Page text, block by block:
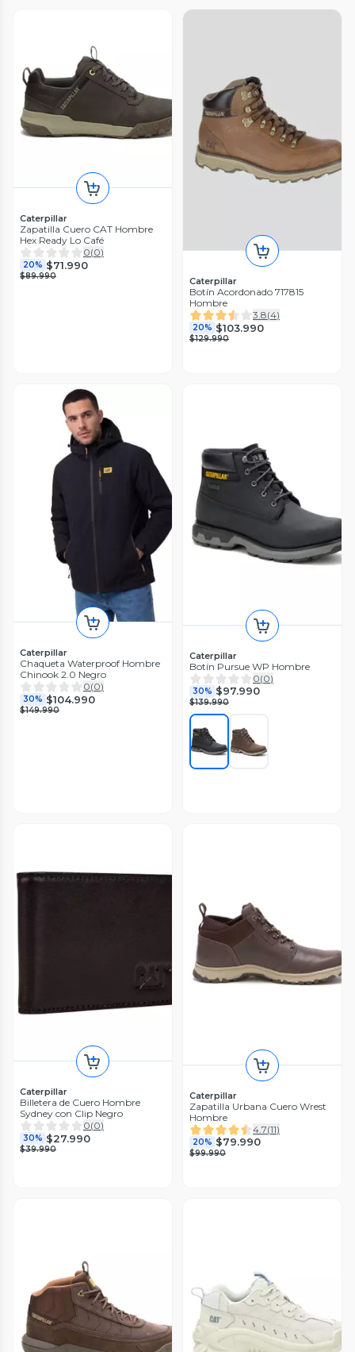
Caterpillar
Zapatilla Cuero CAT Hombre
Hex Ready Lo Café
0(0)
20% $71.990
$89.990 Caterpillar
Botín Acordonado 717815
Hombre
3.8(4)
20% $103.990
$129.990
Caterpillar
Chaqueta Waterproof Hombre
Chinook 2.0 Negro
0(0)
30% $104.990
$149.990
Caterpillar
Botín Pursue WP Hombre
0(0)
30% $97.990
$139.990
Caterpillar
Billetera de Cuero Hombre
Sydney con Clip Negro
0(0)
30% $27.990
$39.990
Caterpillar
Zapatilla Urbana Cuero Wrest
Hombre
4.7(11)
20% $79.990
$99.990